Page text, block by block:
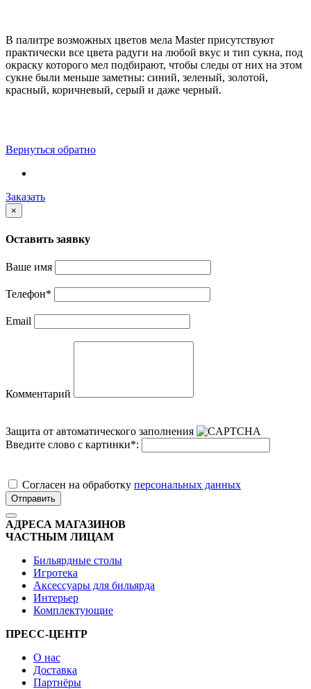
В палитре возможных цветов мела Master присутствуют
практически все цвета радуги на любой вкус и тип сукна, под
окраску которого мел подбирают, чтобы следы от них на этом
сукне были меньше заметны: синий, зеленый, золотой,
красный, коричневый, серый и даже черный.
Вернуться обратно
Заказать
×
Оставить заявку
Ваше имя
Телефон*
Email
Комментарий
Защита от автоматического заполнения
Введите слово с картинки*:
Cогласен на обработку персональных данных
Отправить
АДРЕСА МАГАЗИНОВ
ЧАСТНЫМ ЛИЦАМ
Бильярдные столы
Игротека
Аксессуары для бильярда
Интерьер
Комплектующие
ПРЕСС-ЦЕНТР
О нас
Доставка
Партнёры